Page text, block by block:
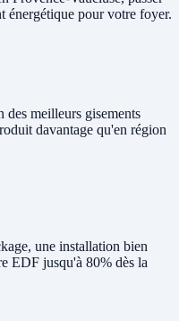
énergétique pour votre foyer.
meilleurs gisements
davantage qu'en région
une installation bien
EDF jusqu'à 80% dès la